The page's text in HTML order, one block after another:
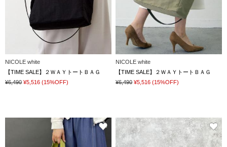
NICOLE white
【TIME SALE】２ＷＡＹトートＢＡＧ
¥6,490 ¥5,516 (15%OFF)
NICOLE white
【TIME SALE】２ＷＡＹトートＢＡＧ
¥6,490 ¥5,516 (15%OFF)